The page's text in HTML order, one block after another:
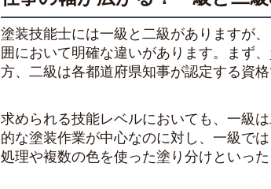
塗装技能士には一級と二級がありますが
囲において明確な違いがあります。まず
方、二級は各都道府県知事が認定する資
求められる技能レベルにおいても、一級
的な塗装作業が中心なのに対し、一級で
処理や複数の色を使った塗り分けといっ